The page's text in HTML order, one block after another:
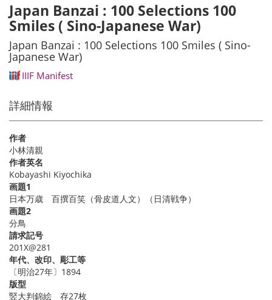
Japan Banzai : 100 Selections 100
Smiles ( Sino-Japanese War)
Japan Banzai : 100 Selections 100 Smiles ( Sino-
Japanese War)
IIIF Manifest
詳細情報
作者
小林清親
作者英名
Kobayashi Kiyochika
画題1
日本万歳 百撰百笑（骨皮道人文）（日清戦争）
画題2
分鳥
請求記号
201X@281
年代、改印、彫工等
〔明治27年〕1894
版型
竪大判錦絵 存27枚